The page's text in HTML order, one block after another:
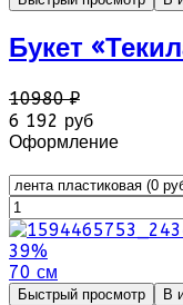
Букет
10980 ₽
6 192 руб
Оформление
39%
70 см
Быстрый просмотр В